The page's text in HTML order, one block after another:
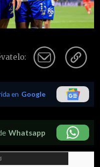
en Google
Whatsapp